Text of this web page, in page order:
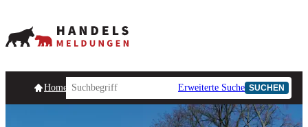
HomepageHandelsmeldungen Ad-Hoc-Meldungen
Erweiterte Suche SUCHEN